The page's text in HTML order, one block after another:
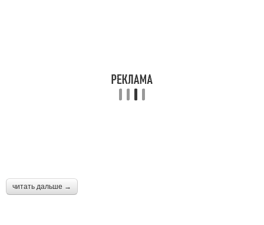
читать дальше →